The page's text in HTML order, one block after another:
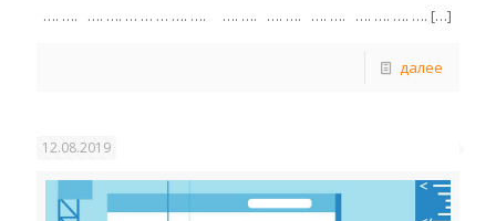
…. …. …. …. … … … …. …. …. …. …. …. …. …. …. …. …. …. […]
далее
12.08.2019